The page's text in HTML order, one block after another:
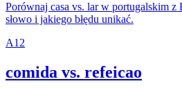
Porównaj casa vs. lar w portugalskim
słowo i jakiego błędu unikać.
A1 2
comida vs. refeicao